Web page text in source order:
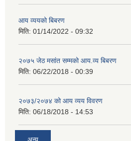
आय व्ययको बिबरण
मिति: 01/14/2022 - 09:32
२०७५ जेठ मसांत सम्मको आय.व्य बिबरण
मिति: 06/22/2018 - 00:39
२०७३/२०७४ को आय व्यय विवरण
मिति: 06/18/2018 - 14:53